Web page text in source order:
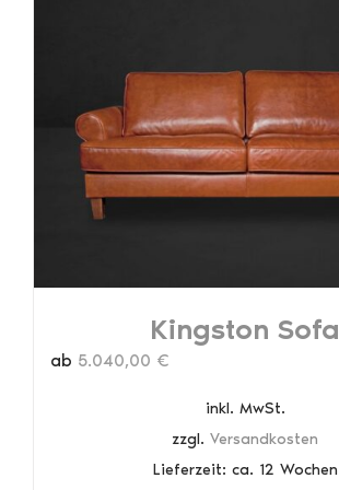
Kingston Sofa
ab 5.040,00 €
inkl. MwSt.
zzgl. Versandkosten
Lieferzeit: ca. 12 Wochen